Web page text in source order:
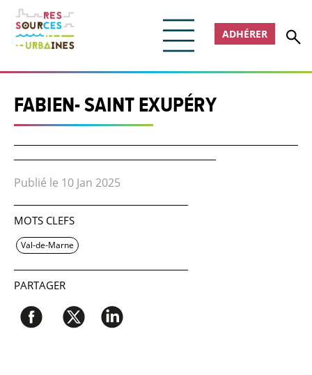
ADHÉRER
FABIEN- SAINT EXUPÉRY
Publié le 10 Jan 2025
MOTS CLEFS
Val-de-Marne
PARTAGER